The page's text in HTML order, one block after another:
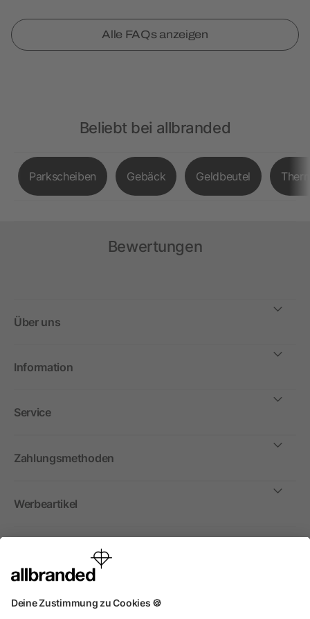
Alle FAQs anzeigen
Beliebt bei allbranded
Parkscheiben Gebäck Geldbeutel
Bewertungen
Über uns
Information
Service
Zahlungsmethoden
Werbeartikel
International